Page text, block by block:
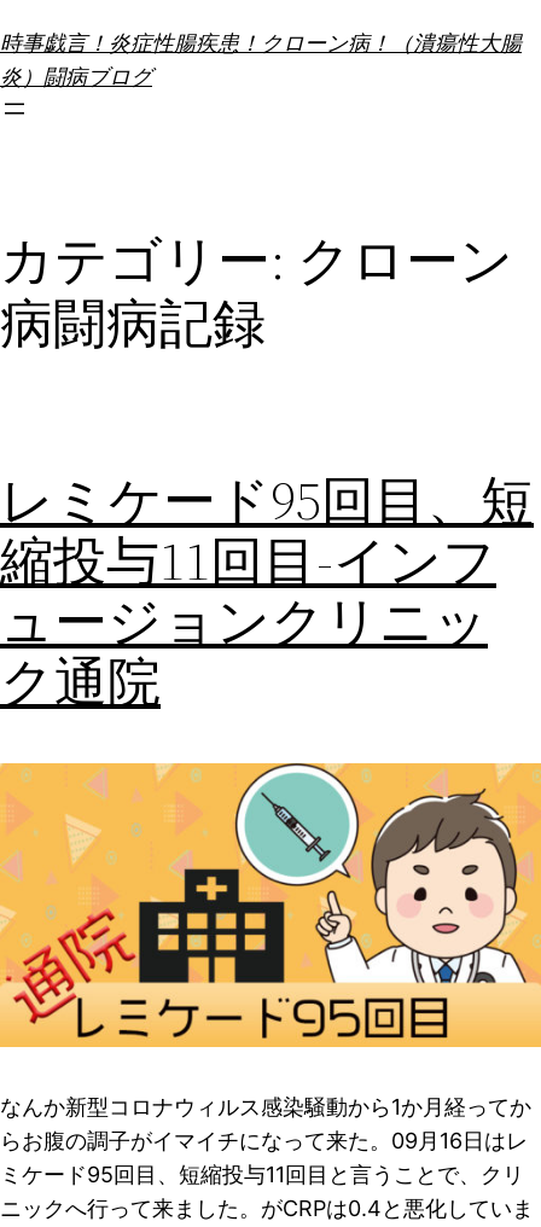
容
を
ス
時事戯言！炎症性腸疾患！クローン病！（潰瘍性大腸
炎）闘病ブログ
カテゴリー: クローン
病闘病記録
レミケード95回目、短
縮投与11回目-インフ
ュージョンクリニッ
ク通院
なんか新型コロナウィルス感染騒動から1か月経ってか
らお腹の調子がイマイチになって来た。09月16日はレ
ミケード95回目、短縮投与11回目と言うことで、クリ
ニックへ行って来ました。がCRPは0.4と悪化していま